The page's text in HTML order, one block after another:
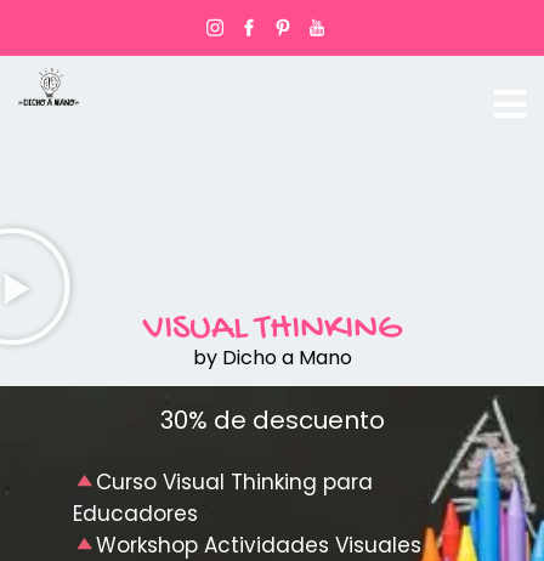
VISUAL THINKING
by Dicho a Mano
30% de descuento
Curso Visual Thinking para
Educadores
Workshop Actividades Visuales